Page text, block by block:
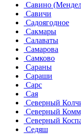
Савино
Савичи
Садоягодное
Сакмары
Салаваты
Самарова
Самково
Сараны
Сараши
Сарс
Сая
Северный
Северный
Северный
Седяш